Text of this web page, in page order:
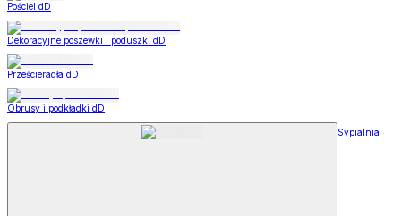
Pościel dD
Dekoracyjne poszewki i poduszki dD
Prześcieradła dD
Obrusy i podkładki dD
Sypialnia